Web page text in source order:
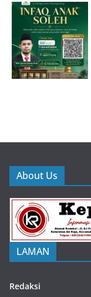
About Us
LAMAN
Redaksi